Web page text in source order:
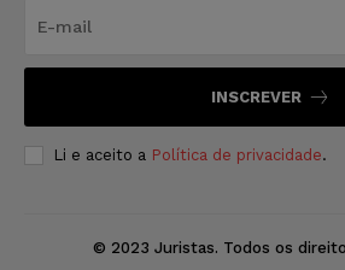
INSCREVER
Li e aceito a Política de privacidade.
© 2023 Juristas. Todos os